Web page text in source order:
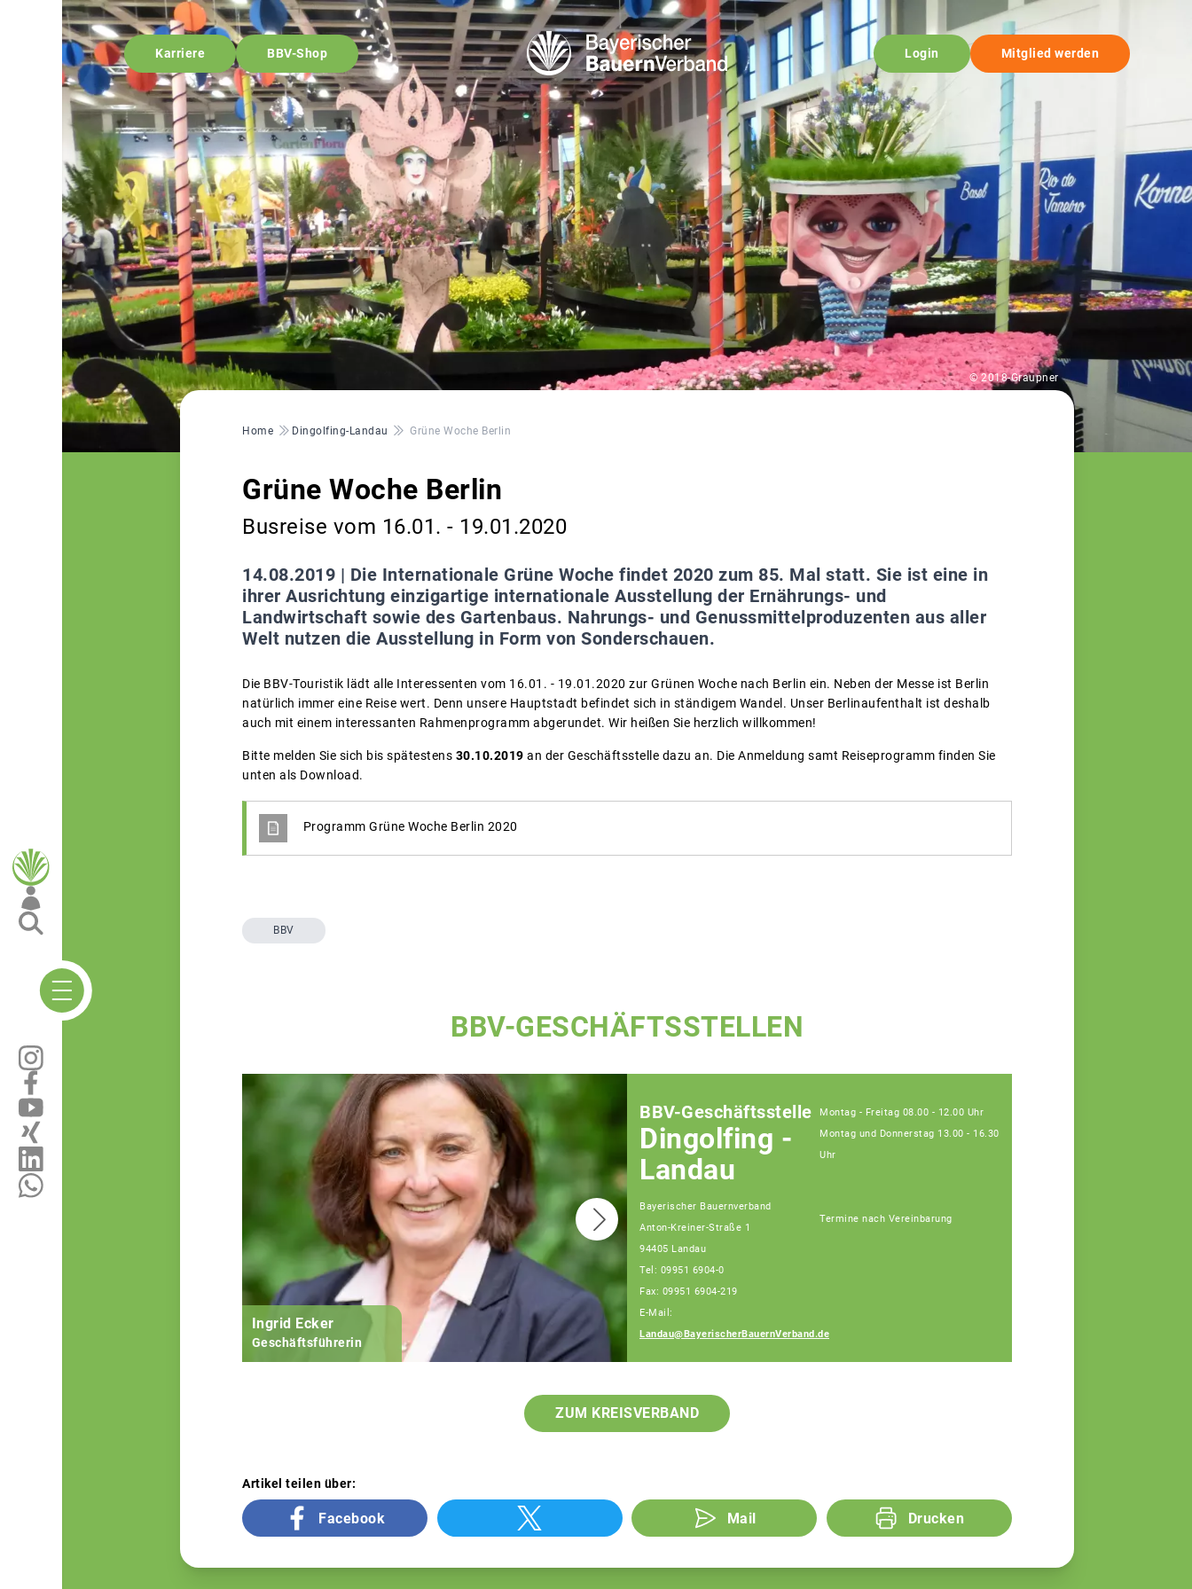
Karriere BBV-Shop Login Mitglied werden
© 2018-Graupner
Pfadnavigation
Home Dingolfing-Landau Grüne Woche Berlin
Grüne Woche Berlin
Busreise vom 16.01. - 19.01.2020
14.08.2019 | Die Internationale Grüne Woche findet 2020 zum 85. Mal statt. Sie ist eine in
ihrer Ausrichtung einzigartige internationale Ausstellung der Ernährungs- und
Landwirtschaft sowie des Gartenbaus. Nahrungs- und Genussmittelproduzenten aus aller
Welt nutzen die Ausstellung in Form von Sonderschauen.
Die BBV-Touristik lädt alle Interessenten vom 16.01. - 19.01.2020 zur Grünen Woche nach Berlin ein. Neben der Messe ist Berlin
natürlich immer eine Reise wert. Denn unsere Hauptstadt befindet sich in ständigem Wandel. Unser Berlinaufenthalt ist deshalb
auch mit einem interessanten Rahmenprogramm abgerundet. Wir heißen Sie herzlich willkommen!
Bitte melden Sie sich bis spätestens 30.10.2019 an der Geschäftsstelle dazu an. Die Anmeldung samt Reiseprogramm finden Sie
unten als Download.
Programm Grüne Woche Berlin 2020
BBV
BBV-GESCHÄFTSSTELLEN
Ingrid Ecker
Geschäftsführerin
Teamassistentin
BBV-Geschäftsstelle
Dingolfing -
Landau
Bayerischer Bauernverband
Anton-Kreiner-Straße 1
94405 Landau
Tel: 09951 6904-0
Fax: 09951 6904-219
E-Mail:
Landau@BayerischerBauernVerband.de
Montag - Freitag 08.00 - 12.00 Uhr
Montag und Donnerstag 13.00 - 16.30
Uhr
Termine nach Vereinbarung
ZUM KREISVERBAND
Artikel teilen über:
Facebook Mail Drucken